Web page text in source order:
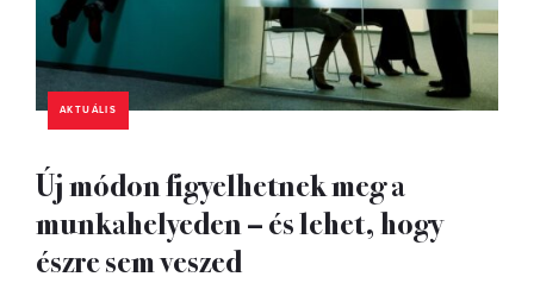
AKTUÁLIS
Új módon figyelhetnek meg a
munkahelyeden – és lehet, hogy
észre sem veszed